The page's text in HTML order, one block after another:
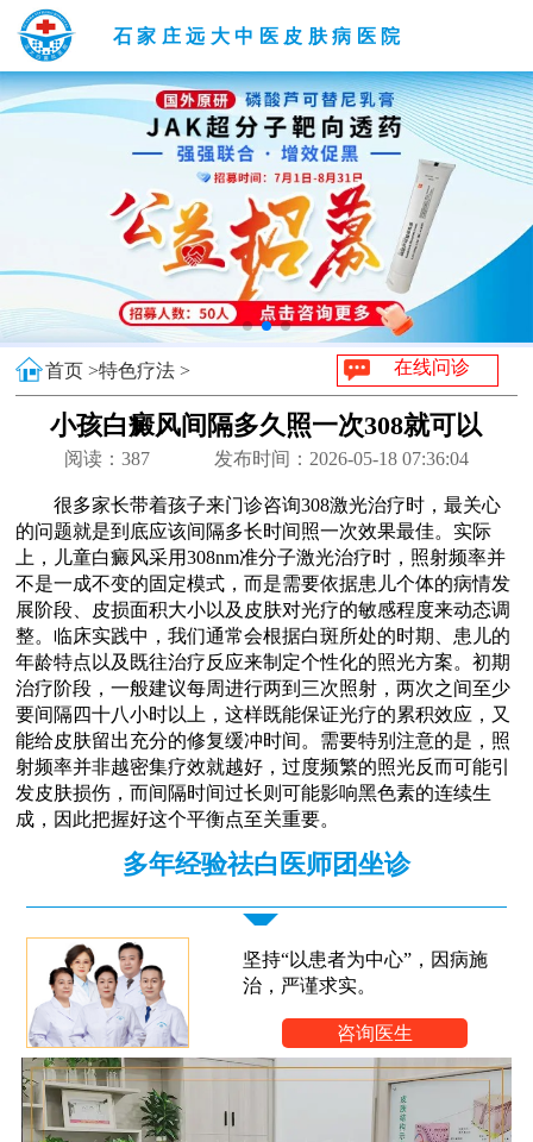
石家庄远大中医皮肤病医院
首页 >特色疗法 > 在线问诊
小孩白癜风间隔多久照一次308就可以
阅读： 387 发布时间：2026-05-18 07:36:04
很多家长带着孩子来门诊咨询308激光治疗时，最关心
的问题就是到底应该间隔多长时间照一次效果最佳。实际
上，儿童白癜风采用308nm准分子激光治疗时，照射频率并
不是一成不变的固定模式，而是需要依据患儿个体的病情发
展阶段、皮损面积大小以及皮肤对光疗的敏感程度来动态调
整。临床实践中，我们通常会根据白斑所处的时期、患儿的
年龄特点以及既往治疗反应来制定个性化的照光方案。初期
治疗阶段，一般建议每周进行两到三次照射，两次之间至少
要间隔四十八小时以上，这样既能保证光疗的累积效应，又
能给皮肤留出充分的修复缓冲时间。需要特别注意的是，照
射频率并非越密集疗效就越好，过度频繁的照光反而可能引
发皮肤损伤，而间隔时间过长则可能影响黑色素的连续生
成，因此把握好这个平衡点至关重要。
多年经验祛白医师团坐诊
坚持“以患者为中心”，因病施
治，严谨求实。
咨询医生